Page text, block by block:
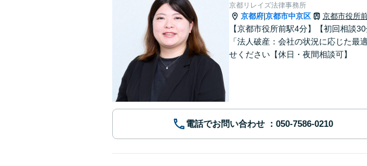
京都リレイズ法律事務所
京都府 京都市中京区 京都市役所
【京都市役所前駅4分】【初回相談
「法人破産：会社の状況に応じた
せください【休日・夜間相談可】
電話でお問い合わせ